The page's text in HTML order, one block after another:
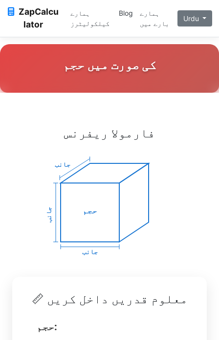
ZapCalcu
lator
ہمارے
کیلکولیٹرز
Blog
ہمارے
بارے میں
Urdu
کی صورت میں حجم
📏 معلوم قدریں داخل کریں
حجم:
فارمولا ریفرنس
جانب
جانب
جانب
حجم